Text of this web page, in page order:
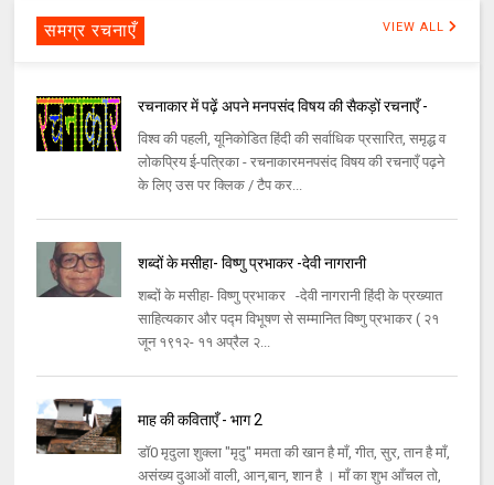
समग्र रचनाएँ VIEW ALL
रचनाकार में पढ़ें अपने मनपसंद विषय की सैकड़ों रचनाएँ -
विश्व की पहली, यूनिकोडित हिंदी की सर्वाधिक प्रसारित, समृद्ध व
लोकप्रिय ई-पत्रिका - रचनाकारमनपसंद विषय की रचनाएँ पढ़ने
के लिए उस पर क्लिक / टैप कर...
शब्दों के मसीहा- विष्णु प्रभाकर -देवी नागरानी
शब्दों के मसीहा- विष्णु प्रभाकर -देवी नागरानी हिंदी के प्रख्यात
साहित्यकार और पद्म विभूषण से सम्मानित विष्णु प्रभाकर ( २१
जून १९१२- ११ अप्रैल २...
माह की कविताएँ - भाग 2
डॉ0 मृदुला शुक्ला "मृदु" ममता की खान है माँ, गीत, सुर, तान है माँ,
असंख्य दुआओं वाली, आन,बान, शान है । माँ का शुभ आँचल तो,